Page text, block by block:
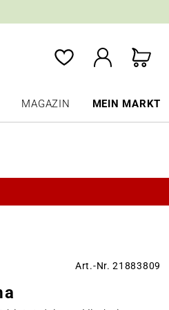
MAGAZIN MEIN MARKT
Art.-Nr. 21883809